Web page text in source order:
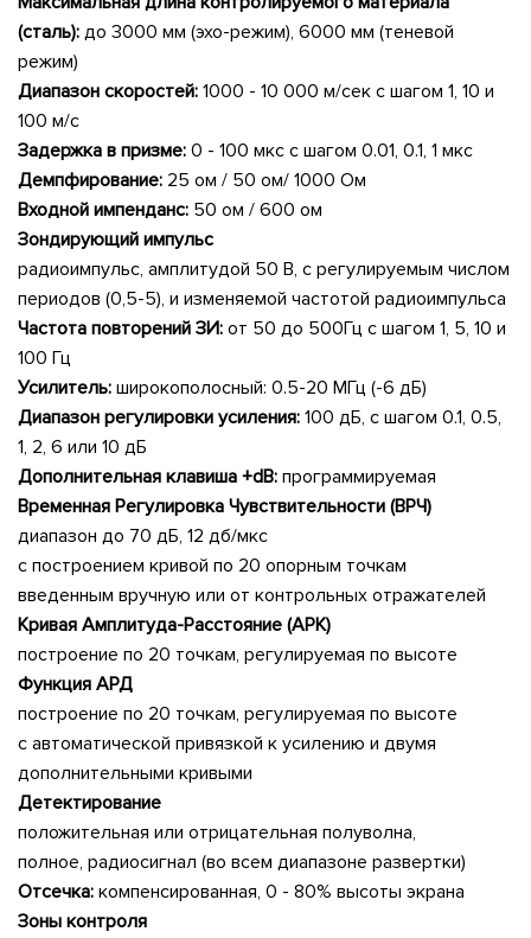
(сталь): до 3000 мм (эхо-режим), 6000 мм (теневой
режим)
Диапазон скоростей: 1000 - 10 000 м/сек с шагом 1, 10 и
100 м/с
Задержка в призме: 0 - 100 мкс с шагом 0.01, 0.1, 1 мкс
Демпфирование: 25 ом / 50 ом/ 1000 Ом
Входной импенданс: 50 ом / 600 ом
Зондирующий импульс
радиоимпульс, амплитудой 50 В, с регулируемым числом
периодов (0,5-5), и изменяемой частотой радиоимпульса
Частота повторений ЗИ: от 50 до 500Гц с шагом 1, 5, 10 и
100 Гц
Усилитель: широкополосный: 0.5-20 МГц (-6 дБ)
Диапазон регулировки усиления: 100 дБ, с шагом 0.1, 0.5,
1, 2, 6 или 10 дБ
Дополнительная клавиша +dB: программируемая
Временная Регулировка Чувствительности (ВРЧ)
диапазон до 70 дБ, 12 дб/мкс
с построением кривой по 20 опорным точкам
введенным вручную или от контрольных отражателей
Кривая Амплитуда-Расстояние (АРК)
построение по 20 точкам, регулируемая по высоте
Функция АРД
построение по 20 точкам, регулируемая по высоте
с автоматической привязкой к усилению и двумя
дополнительными кривыми
Детектирование
положительная или отрицательная полуволна,
полное, радиосигнал (во всем диапазоне развертки)
Отсечка: компенсированная, 0 - 80% высоты экрана
Зоны контроля